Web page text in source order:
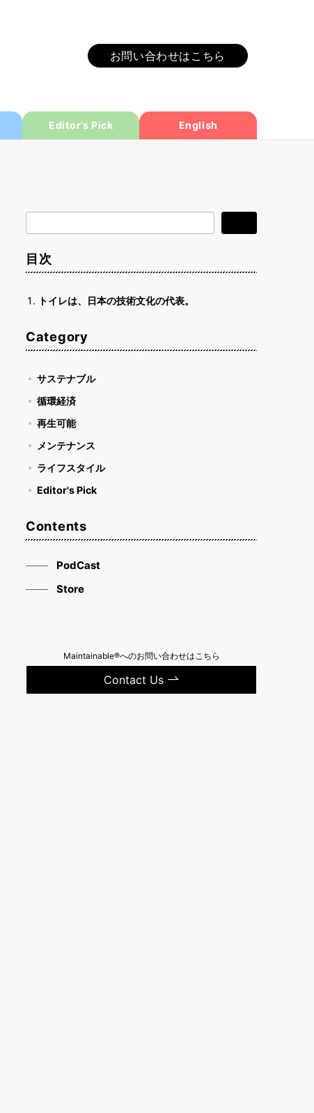
お問い合わせはこちら
Editor’s Pick English
索
目次
トイレは、日本の技術文化の代表。
Category
サステナブル
循環経済
再生可能
メンテナンス
ライフスタイル
Editor's Pick
Contents
PodCast
Store
Maintainable®へのお問い合わせはこちら
Contact Us